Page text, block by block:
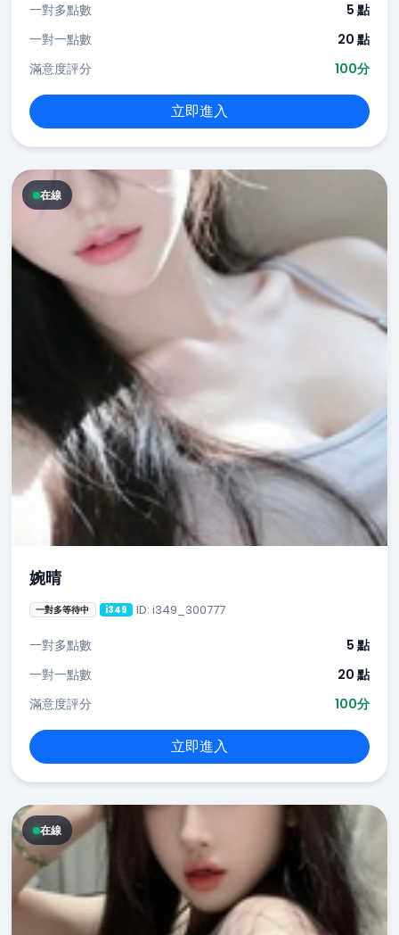
一對多點數
5 點
一對一點數
20 點
滿意度評分
100分
立即進入
在線
婉晴
一對多等待中 i349 ID: i349_300777
一對多點數
5 點
一對一點數
20 點
滿意度評分
100分
立即進入
在線